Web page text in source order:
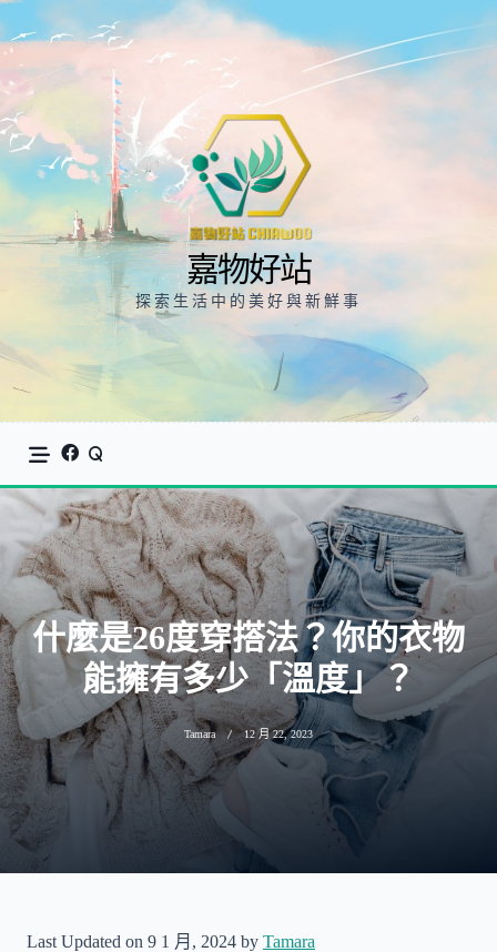
to
content
嘉物好站
探索生活中的美好與新鮮事
什麼是26度穿搭法？你的衣物
能擁有多少「溫度」？
Tamara 12 月 22, 2023
Last Updated on 9 1 月, 2024 by Tamara